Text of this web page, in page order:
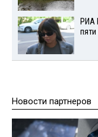
РИА
Новости партнеров